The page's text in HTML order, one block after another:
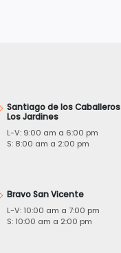
Santiago de los
Los Jardines
L-V: 9:00 am a 6:00 pm
S: 8:00 am a 2:00 pm
Bravo San Vicente
L-V: 10:00 am a 7:00 pm
S: 10:00 am a 2:00 pm